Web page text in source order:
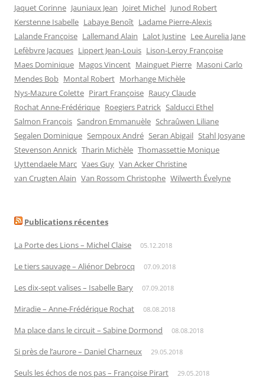
Jaquet Corinne Jauniaux Jean Joiret Michel Junod Robert
Kerstenne Isabelle Labaye Benoît Ladame Pierre-Alexis
Lalande Françoise Lallemand Alain Lalot Justine Lee Aurelia Jane
Lefèbvre Jacques Lippert Jean-Louis Lison-Leroy Françoise
Maes Dominique Magos Vincent Mainguet Pierre Masoni Carlo
Mendes Bob Montal Robert Morhange Michèle
Nys-Mazure Colette Pirart Françoise Raucy Claude
Rochat Anne-Frédérique Roegiers Patrick Salducci Ethel
Salmon François Sandron Emmanuèle Schraûwen Liliane
Segalen Dominique Sempoux André Seran Abigail Stahl Josyane
Stevenson Annick Tharin Michèle Thomassettie Monique
Uyttendaele Marc Vaes Guy Van Acker Christine
van Crugten Alain Van Rossom Christophe Wilwerth Évelyne
Publications récentes
La Porte des Lions – Michel Claise 05.12.2018
Le tiers sauvage – Aliénor Debrocq 07.09.2018
Les dix-sept valises – Isabelle Bary 07.09.2018
Miradie – Anne-Frédérique Rochat 08.08.2018
Ma place dans le circuit – Sabine Dormond 08.08.2018
Si près de l’aurore – Daniel Charneux 29.05.2018
Seuls les échos de nos pas – Françoise Pirart 29.05.2018